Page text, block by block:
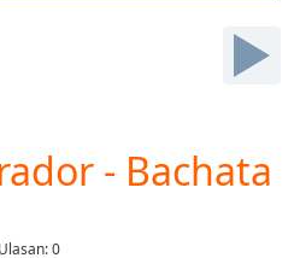
- Bachata
Ulasan:0